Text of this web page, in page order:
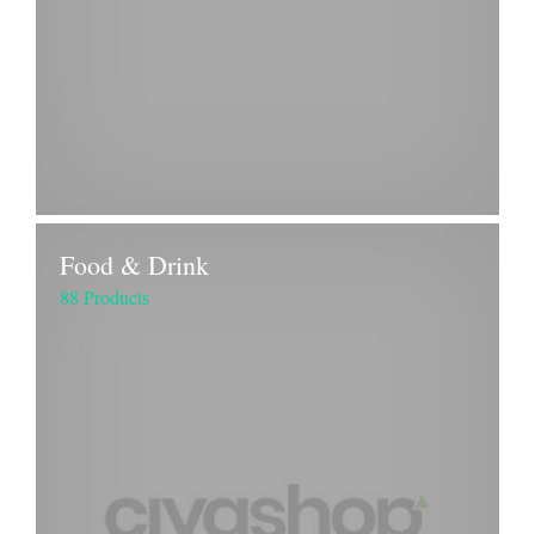
Food & Drink
88 Products